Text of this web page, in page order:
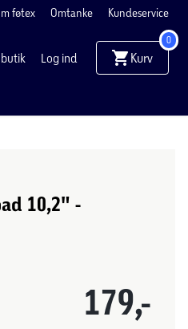
føtex Omtanke Kundeservice
Log ind Kurv
0
10,2" -
179,-